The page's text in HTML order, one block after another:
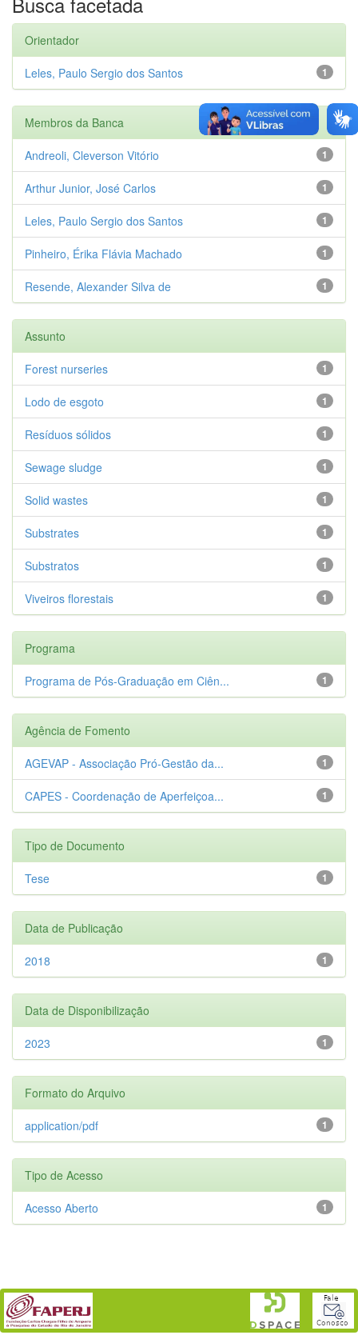
Orientador
1
Leles, Paulo Sergio dos Santos
Membros da Banca
1
Andreoli, Cleverson Vitório
1
Arthur Junior, José Carlos
1
Leles, Paulo Sergio dos Santos
1
Pinheiro, Érika Flávia Machado
1
Resende, Alexander Silva de
Assunto
1
Forest nurseries
1
Lodo de esgoto
1
Resíduos sólidos
1
Sewage sludge
1
Solid wastes
1
Substrates
1
Substratos
1
Viveiros florestais
Programa
1
Programa de Pós-Graduação em Ciên...
Agência de Fomento
1
AGEVAP - Associação Pró-Gestão da...
1
CAPES - Coordenação de Aperfeiçoa...
Tipo de Documento
1
Tese
Data de Publicação
1
2018
Data de Disponibilização
1
2023
Formato do Arquivo
1
application/pdf
Tipo de Acesso
1
Acesso Aberto